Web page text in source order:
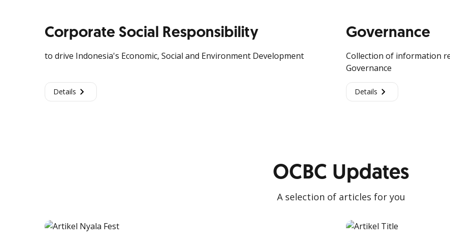
Corporate Social Responsibility
to drive Indonesia's Economic, Social and Environment Development
Details
Governance
Collection of information
Governance
Details
OCBC Updates
A selection of articles for you